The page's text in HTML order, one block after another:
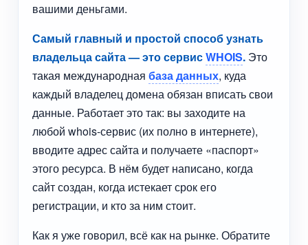
вашими деньгами.
Самый главный и простой способ узнать
владельца сайта — это сервисWHOIS. Это
такая международнаябаза данных, куда
каждый владелец домена обязан вписать свои
данные. Работает это так: вы заходите на
любой whois-сервис (их полно в интернете),
вводите адрес сайта и получаете «паспорт»
этого ресурса. В нём будет написано, когда
сайт создан, когда истекает срок его
регистрации, и кто за ним стоит.
Как я уже говорил, всё как на рынке. Обратите